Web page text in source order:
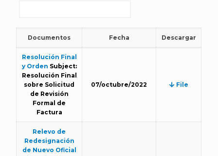
Documentos Fecha Descargar
Resolución Final
y Orden Subject:
Resolución Final
sobre Solicitud
de Revisión
Formal de
Factura
07/octubre/2022 File
Relevo de
Redesignación
de Nuevo Oficial